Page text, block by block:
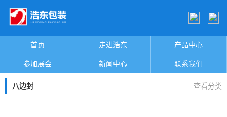
首页 走进浩东 产品中心
参加展会 新闻中心 联系我们
八边封 查看分类